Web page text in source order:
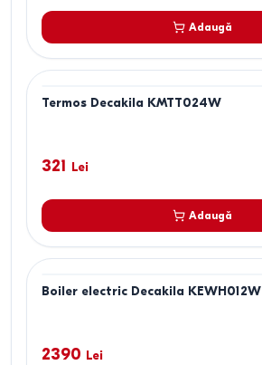
Adaugă
Termos Decakila KMTT024W
321 Lei
Adaugă
Boiler electric Decakila KEWH012W
2390 Lei